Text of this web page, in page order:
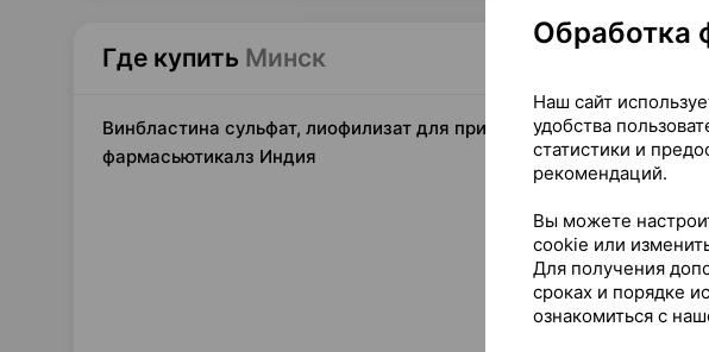
Где купить Минск
Винбластина сульфат, лиофилизат для приготовления раствора
фармасьютикалз Индия
На карте
18
Обработка
Наш сайт
удобства
статистики и
рекомендаций.
Вы можете
cookie или
Для получения
сроках и порядке
ознакомиться с